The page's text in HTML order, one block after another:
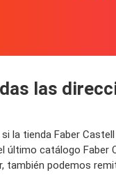
las
la tienda Faber
último catálogo
también podemos